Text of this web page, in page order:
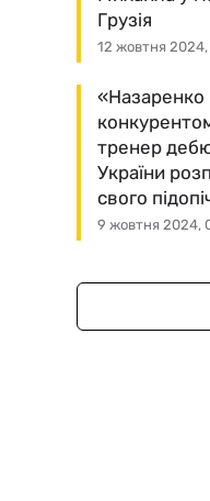
12 жовтня 2024,
Грузія
9 жовтня 2024,
«Назаренко
тренер
України
свого